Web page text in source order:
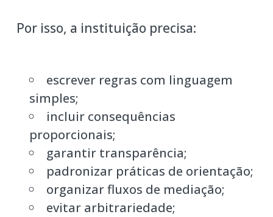
Por isso, a instituição precisa:
escrever regras com linguagem
simples;
incluir consequências
proporcionais;
garantir transparência;
padronizar práticas de orientação;
organizar fluxos de mediação;
evitar arbitrariedade;